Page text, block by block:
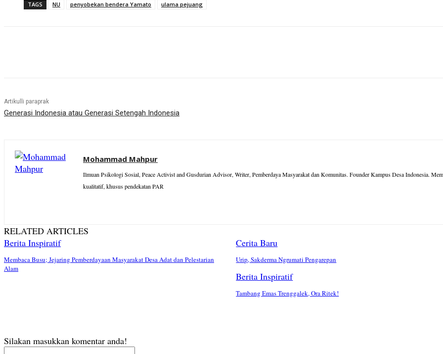
TAGS NU penyobekan bendera Yamato ulama pejuang
Artikulli paraprak
Generasi Indonesia atau Generasi Setengah Indonesia
Mohammad Mahpur
Ilmuan Psikologi Sosial, Peace Activist and Gusdurian Advisor, Writer, Pemberdaya Masyarakat dan Komunitas. Founder Kampus Desa Indonesia.
kualitatif, khusus pendekatan PAR
RELATED ARTICLES
Berita Inspiratif
Membaca Busu; Jejaring Pemberdayaan Masyarakat Desa Adat dan Pelestarian
Alam
Cerita Baru
Urip, Sakderma Ngrumati Pengarepan
Berita Inspiratif
Tambang Emas Trenggalek, Ora Ritek!
Silakan masukkan komentar anda!